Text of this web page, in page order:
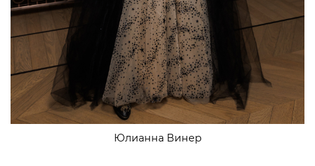
Юлианна Винер